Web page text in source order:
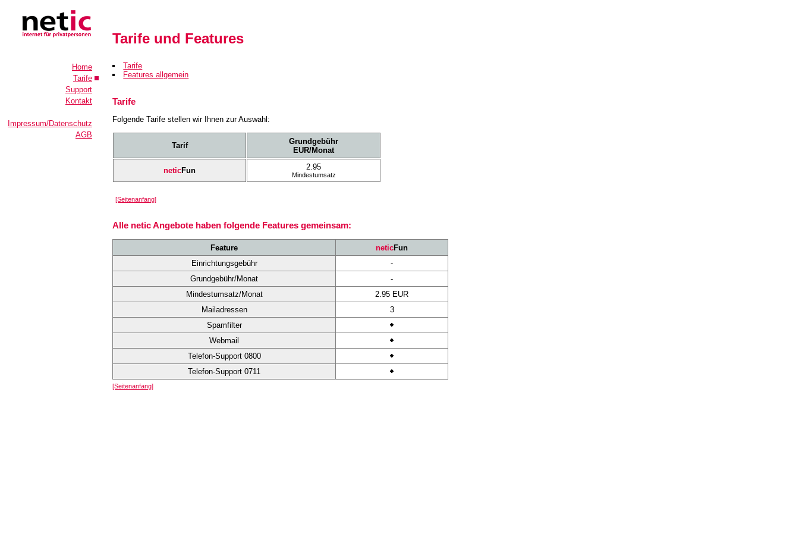
Home
Tarife
Support
Kontakt
Impressum/Datenschutz
AGB
Tarife und Features
Tarife
Features allgemein
Tarife
Folgende Tarife stellen wir Ihnen zur Auswahl:
Tarif
Grundgebühr
EUR/Monat
neticFun 2.95
Mindestumsatz
[Seitenanfang]
Alle netic Angebote haben folgende Features gemeinsam:
Feature neticFun
Einrichtungsgebühr
-
Grundgebühr/Monat
-
Mindestumsatz/Monat
2.95 EUR
Mailadressen
3
Spamfilter
Webmail
Telefon-Support 0800
Telefon-Support 0711
[Seitenanfang]